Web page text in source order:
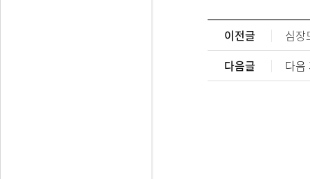
이전글
심장
다음글
다음